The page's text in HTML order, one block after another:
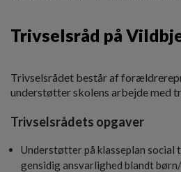
Trivselsråd på
Trivselsrådet består af
understøtter skolens arbejde med
Trivselsrådets opgaver
Understøtter på klasseplan
gensidig ansvarlighed blandt